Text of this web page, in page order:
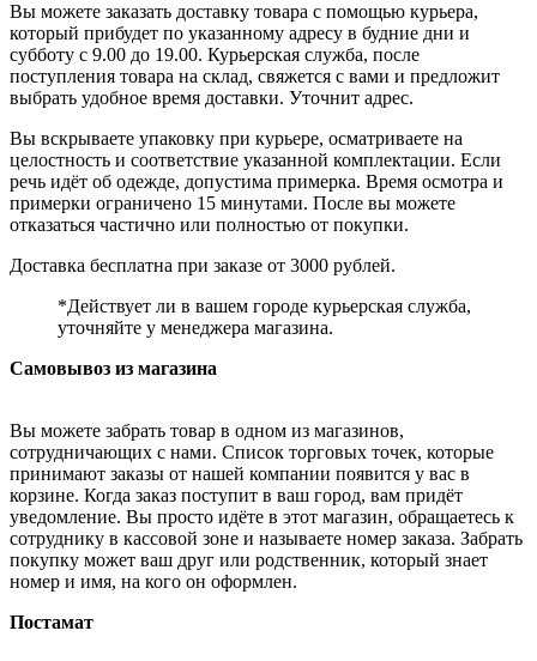
Вы можете заказать доставку товара с помощью курьера,
который прибудет по указанному адресу в будние дни и
субботу с 9.00 до 19.00. Курьерская служба, после
поступления товара на склад, свяжется с вами и предложит
выбрать удобное время доставки. Уточнит адрес.
Вы вскрываете упаковку при курьере, осматриваете на
целостность и соответствие указанной комплектации. Если
речь идёт об одежде, допустима примерка. Время осмотра и
примерки ограничено 15 минутами. После вы можете
отказаться частично или полностью от покупки.
Доставка бесплатна при заказе от 3000 рублей.
*Действует ли в вашем городе курьерская служба,
уточняйте у менеджера магазина.
Самовывоз из магазина
Вы можете забрать товар в одном из магазинов,
сотрудничающих с нами. Список торговых точек, которые
принимают заказы от нашей компании появится у вас в
корзине. Когда заказ поступит в ваш город, вам придёт
уведомление. Вы просто идёте в этот магазин, обращаетесь к
сотруднику в кассовой зоне и называете номер заказа. Забрать
покупку может ваш друг или родственник, который знает
номер и имя, на кого он оформлен.
Постамат